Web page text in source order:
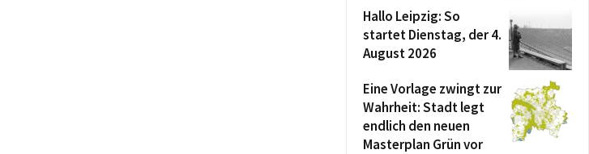
Hallo Leipzig: So
startet Dienstag, der 4.
August 2026
Eine Vorlage zwingt zur
Wahrheit: Stadt legt
endlich den neuen
Masterplan Grün vor